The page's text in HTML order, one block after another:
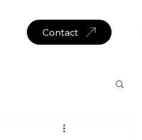
Contact